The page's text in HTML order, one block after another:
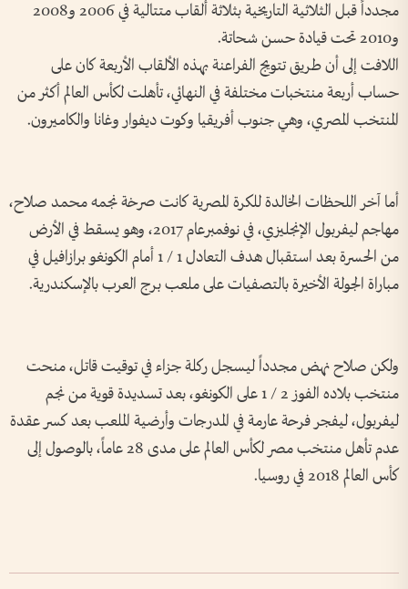
مجدداً قبل الثلاثية التاريخية بثلاثة ألقاب متتالية في 2006 و2008
و2010 تحت قيادة حسن شحاتة.
اللافت إلى أن طريق تتويج الفراعنة بهذه الألقاب الأربعة كان على
حساب أربعة منتخبات مختلفة في النهائي، تأهلت لكأس العالم أكثر من
المنتخب المصري، وهي جنوب أفريقيا وكوت ديفوار وغانا والكاميرون.
أما آخر اللحظات الخالدة للكرة المصرية كانت صرخة نجمه محمد صلاح،
مهاجم ليفربول الإنجليزي، في نوفمبرعام 2017، وهو يسقط في الأرض
من الحسرة بعد استقبال هدف التعادل 1 / 1 أمام الكونغو برازافيل في
مباراة الجولة الأخيرة بالتصفيات على ملعب برج العرب بالإسكندرية.
ولكن صلاح نهض مجدداً ليسجل ركلة جزاء في توقيت قاتل، منحت
منتخب بلاده الفوز 2 / 1 على الكونغو، بعد تسديدة قوية من نجم
ليفربول، ليفجر فرحة عارمة في المدرجات وأرضية الملعب بعد كسر عقدة
عدم تأهل منتخب مصر لكأس العالم على مدى 28 عاماً، بالوصول إلى
كأس العالم 2018 في روسيا.